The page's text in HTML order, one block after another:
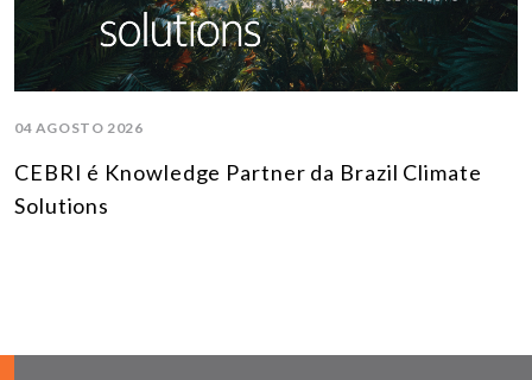
04 AGOSTO 2026
CEBRI é Knowledge Partner da Brazil Climate
Solutions